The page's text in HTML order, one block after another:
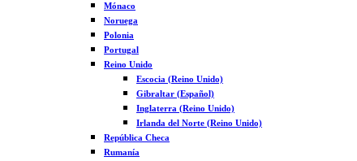
Mónaco
Noruega
Polonia
Portugal
Reino Unido
Escocia (Reino Unido)
Gibraltar (Español)
Inglaterra (Reino Unido)
Irlanda del Norte (Reino Unido)
República Checa
Rumanía